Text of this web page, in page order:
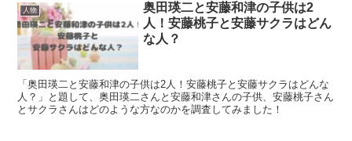
人物
奥田瑛二と安藤和津の子供は2
人！安藤桃子と安藤サクラはどん
な人？
「奥田瑛二と安藤和津の子供は2人！安藤桃子と安藤サクラはどんな
人？」と題して、奥田瑛二さんと安藤和津さんの子供、安藤桃子さん
とサクラさんはどのような方なのかを調査してみました！